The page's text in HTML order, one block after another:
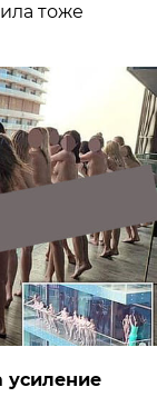
тоже
усиление